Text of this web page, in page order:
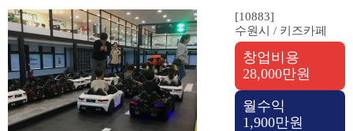
[10883]
수원시 / 키즈카페
창업비용
28,000만원
월수익
1,900만원